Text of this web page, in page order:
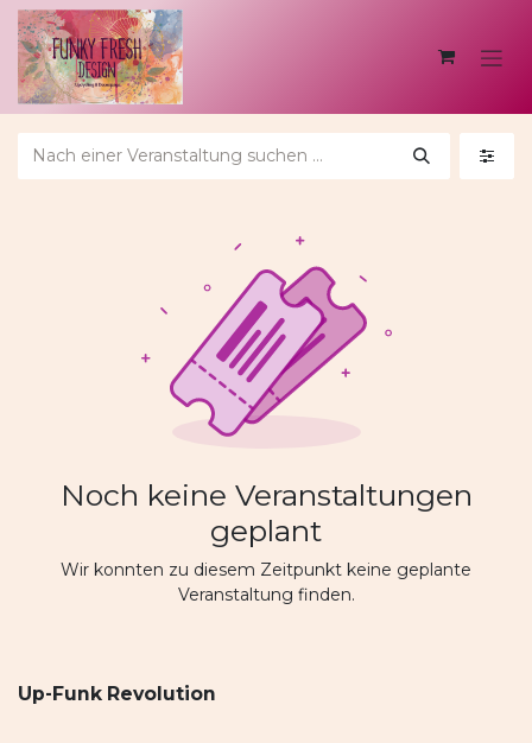
Zum Inhalt springen
Noch keine Veranstaltungen
geplant
Wir konnten zu diesem Zeitpunkt keine geplante
Veranstaltung finden.
Up-Funk Revolution